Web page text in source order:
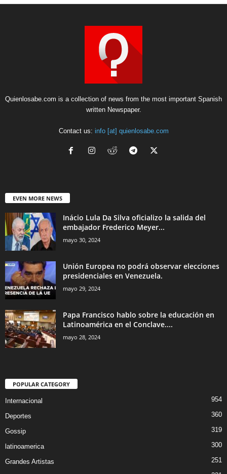
Quienlosabe.com is a collection of news from the most important Spanish
written Newspaper.
Contact us: info [at] quienlosabe.com
EVEN MORE NEWS
Inácio Lula Da Silva oficializo la salida del
embajador Frederico Meyer...
mayo 30, 2024
Unión Europea no podrá observar elecciones
presidenciales en Venezuela.
mayo 29, 2024
Papa Francisco hablo sobre la educación en
Latinoamérica en el Conclave....
mayo 28, 2024
POPULAR CATEGORY
Internacional 954
Deportes 360
Gossip 319
latinoamerica 300
Grandes Artistas 251